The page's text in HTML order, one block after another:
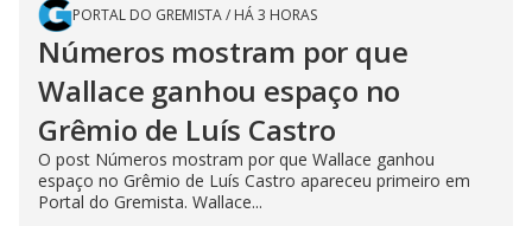
PORTAL DO GREMISTA/ HÁ 3 HORAS
Números mostram por que
Wallace ganhou espaço no
Grêmio de Luís Castro
O post Números mostram por que Wallace ganhou
espaço no Grêmio de Luís Castro apareceu primeiro em
Portal do Gremista. Wallace...